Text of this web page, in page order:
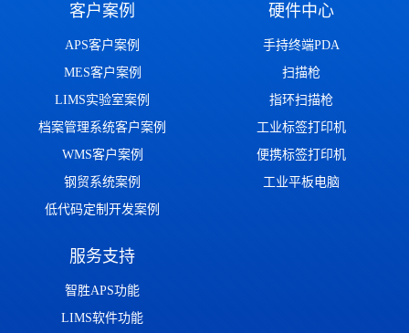
客户案例
APS客户案例
MES客户案例
LIMS实验室案例
档案管理系统客户案例
WMS客户案例
钢贸系统案例
低代码定制开发案例
硬件中心
手持终端PDA
扫描枪
指环扫描枪
工业标签打印机
便携标签打印机
工业平板电脑
服务支持
智胜APS功能
LIMS软件功能